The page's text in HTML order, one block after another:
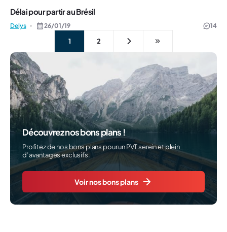
Délai pour partir au Brésil
Delys 26/01/19 14
1 2
Découvrez nos bons plans !
Profitez de nos bons plans pour un PVT serein et plein
d’avantages exclusifs.
Voir nos bons plans